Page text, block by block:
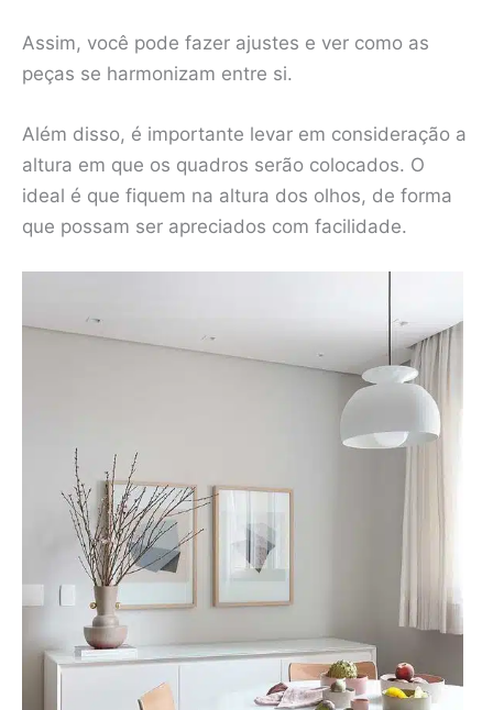
Assim, você pode fazer ajustes e ver como as
peças se harmonizam entre si.
Além disso, é importante levar em consideração a
altura em que os quadros serão colocados. O
ideal é que fiquem na altura dos olhos, de forma
que possam ser apreciados com facilidade.